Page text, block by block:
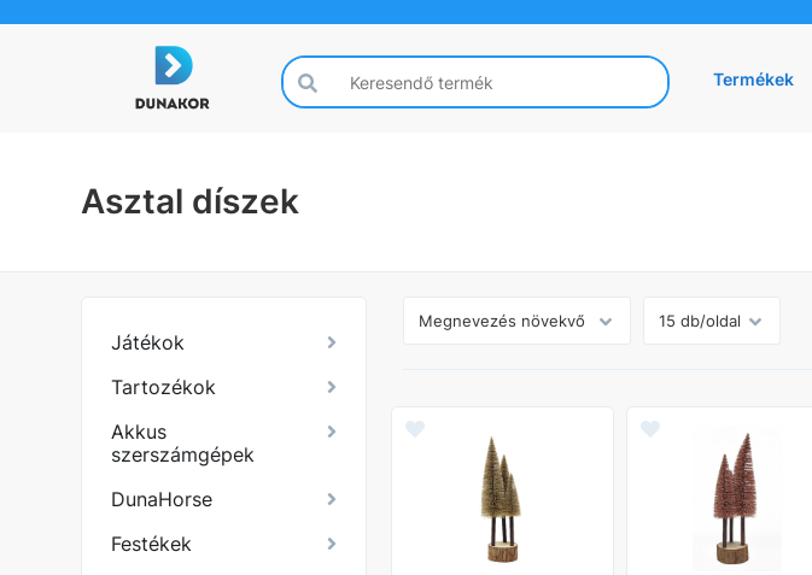
Termékek
Asztal díszek
Játékok
Tartozékok
Akkus
szerszámgépek
DunaHorse
Festékek